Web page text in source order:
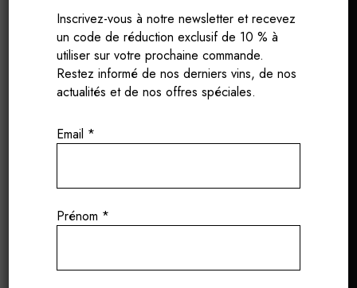
LA BOURGOGNE ET SES CÉPAGES
Chambertin, ce jeune et talentueux vigneron a
bouteilles par an. La production est le résultat de
Inscrivez-vous à notre newsletter et recevez
un code de réduction exclusif de 10 % à
utiliser sur votre prochaine commande.
Restez informé de nos derniers vins, de nos
actualités et de nos offres spéciales.
Email *
Prénom *